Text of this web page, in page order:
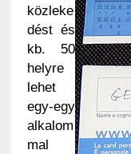
közleke
dést és
kb. 50
helyre
lehet
egy-egy
alkalom
mal